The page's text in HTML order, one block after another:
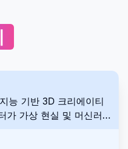
능 기반 3D 크리에이티
가 가상 현실 및 머신러닝